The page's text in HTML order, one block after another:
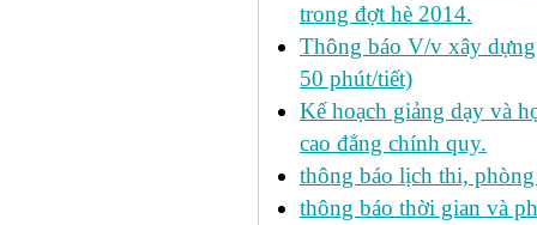
trong đợt hè 2014.
Thông báo V/v xây
50 phút/tiết)
Kế hoạch giảng dạy và
cao đẳng chính quy.
thông báo lịch thi,
thông báo thời gian và